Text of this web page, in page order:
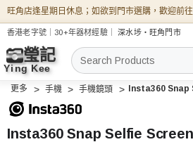
旺角店逢星期日休息；如欲到門市選購，歡迎前
香港老字號｜30+年器材經驗｜深水埗・旺角門市
搜
更多 手機 手機鏡頭
Insta360 Snap Selfie